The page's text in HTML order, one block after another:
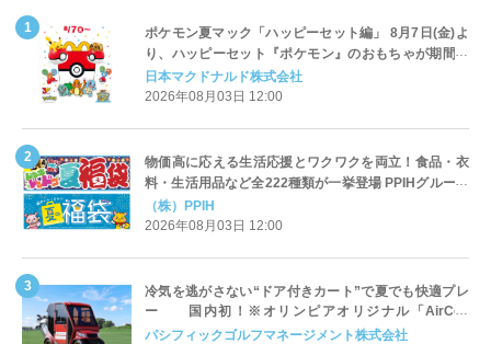
ポケモン夏マック「ハッピーセット編」 8月7日(金)よ
り、ハッピーセット『ポケモン』のおもちゃが期間限
定登場
日本マクドナルド株式会社
2026年08月03日 12:00
物価高に応える生活応援とワクワクを両立！食品・衣
料・生活用品など全222種類が一挙登場 PPIHグループ
「夏福袋」＆セール 8月6日(木)より順次スタート
（株）PPIH
2026年08月03日 12:00
冷気を逃がさない“ドア付きカート”で夏でも快適プレ
ー 国内初！※オリンピアオリジナル「AirCon
Cart（エアコンカート）」導入 | ＰＧＭ
パシフィックゴルフマネージメント株式会社